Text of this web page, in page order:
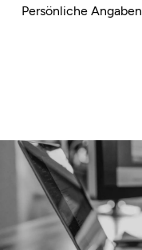
Persönliche Angaben